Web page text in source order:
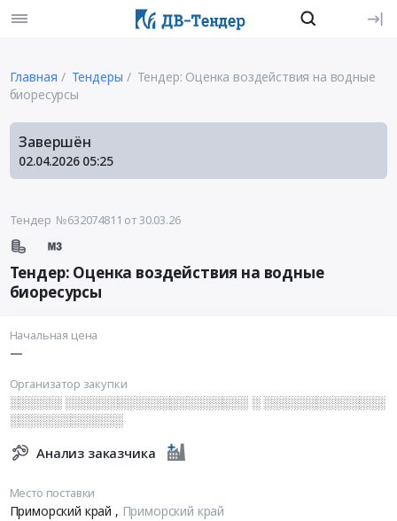
Главная Тендеры
Тендер: Оценка воздействия на водные
биоресурсы
Завершён
02.04.2026 05:25
Тендер №632074811 от 30.03.26
Тендер: Оценка воздействия на водные
биоресурсы
Начальная цена
—
Организатор закупки
░░░░░░ ░░░░░░░░░░░░░░░░░░░░░ ░ ░░░░░░░░░░░░░░
░░░░░░░░░░░░░
Анализ заказчика
Место поставки
Приморский край , Приморский край